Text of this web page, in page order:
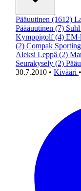
Pääuutinen (1612)
Päääuutinen (7) Suhl
Kymppigolf (4) EM-
(2) Compak Sporting
Aleksi Leppä (2)
Seurakysely (2)
30.7.2010 • Kivääri •